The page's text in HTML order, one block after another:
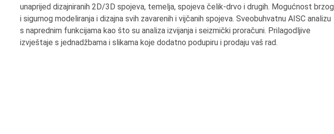
unaprijed dizajniranih 2D/3D spojeva, temelja, spojeva čelik-drvo i drugih. Mogućnost brzog
i sigurnog modeliranja i dizajna svih zavarenih i vijčanih spojeva. Sveobuhvatnu AISC analizu
s naprednim funkcijama kao što su analiza izvijanja i seizmički proračuni. Prilagodljive
izvještaje s jednadžbama i slikama koje dodatno podupiru i prodaju vaš rad.